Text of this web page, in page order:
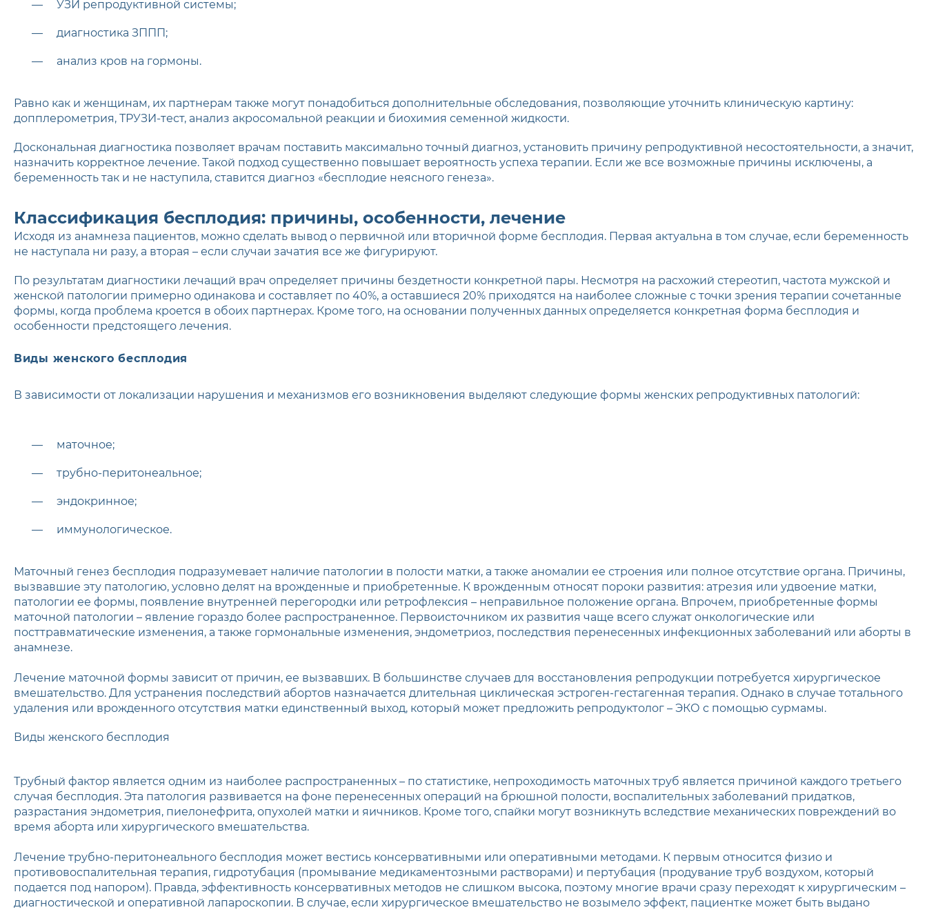
УЗИ репродуктивной системы;
диагностика ЗППП;
анализ кров на гормоны.
Равно как и женщинам, их партнерам также могут понадобиться дополнительные обследования, позволяющие уточнить клиническую картину:
допплерометрия, ТРУЗИ-тест, анализ акросомальной реакции и биохимия семенной жидкости.
Доскональная диагностика позволяет врачам поставить максимально точный диагноз, установить причину репродуктивной несостоятельности, а значит,
назначить корректное лечение. Такой подход существенно повышает вероятность успеха терапии. Если же все возможные причины исключены, а
беременность так и не наступила, ставится диагноз «бесплодие неясного генеза».
Классификация бесплодия: причины, особенности, лечение
Исходя из анамнеза пациентов, можно сделать вывод о первичной или вторичной форме бесплодия. Первая актуальна в том случае, если беременность
не наступала ни разу, а вторая – если случаи зачатия все же фигурируют.
По результатам диагностики лечащий врач определяет причины бездетности конкретной пары. Несмотря на расхожий стереотип, частота мужской и
женской патологии примерно одинакова и составляет по 40%, а оставшиеся 20% приходятся на наиболее сложные с точки зрения терапии сочетанные
формы, когда проблема кроется в обоих партнерах. Кроме того, на основании полученных данных определяется конкретная форма бесплодия и
особенности предстоящего лечения.
Виды женского бесплодия
В зависимости от локализации нарушения и механизмов его возникновения выделяют следующие формы женских репродуктивных патологий:
маточное;
трубно-перитонеальное;
эндокринное;
иммунологическое.
Маточный генез бесплодия подразумевает наличие патологии в полости матки, а также аномалии ее строения или полное отсутствие органа. Причины,
вызвавшие эту патологию, условно делят на врожденные и приобретенные. К врожденным относят пороки развития: атрезия или удвоение матки,
патологии ее формы, появление внутренней перегородки или ретрофлексия – неправильное положение органа. Впрочем, приобретенные формы
маточной патологии – явление гораздо более распространенное. Первоисточником их развития чаще всего служат онкологические или
посттравматические изменения, а также гормональные изменения, эндометриоз, последствия перенесенных инфекционных заболеваний или аборты в
анамнезе.
Лечение маточной формы зависит от причин, ее вызвавших. В большинстве случаев для восстановления репродукции потребуется хирургическое
вмешательство. Для устранения последствий абортов назначается длительная циклическая эстроген-гестагенная терапия. Однако в случае тотального
удаления или врожденного отсутствия матки единственный выход, который может предложить репродуктолог – ЭКО с помощью сурмамы.
Виды женского бесплодия
Трубный фактор является одним из наиболее распространенных – по статистике, непроходимость маточных труб является причиной каждого третьего
случая бесплодия. Эта патология развивается на фоне перенесенных операций на брюшной полости, воспалительных заболеваний придатков,
разрастания эндометрия, пиелонефрита, опухолей матки и яичников. Кроме того, спайки могут возникнуть вследствие механических повреждений во
время аборта или хирургического вмешательства.
Лечение трубно-перитонеального бесплодия может вестись консервативными или оперативными методами. К первым относится физио и
противовоспалительная терапия, гидротубация (промывание медикаментозными растворами) и пертубация (продувание труб воздухом, который
подается под напором). Правда, эффективность консервативных методов не слишком высока, поэтому многие врачи сразу переходят к хирургическим –
диагностической и оперативной лапароскопии. В случае, если хирургическое вмешательство не возымело эффект, пациентке может быть выдано